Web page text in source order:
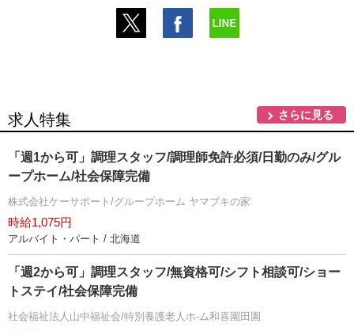
求人特集 さらに見る
「週1から可」調理スタッフ/調理師免許必須/日勤のみ/グル
ープホーム/社会保障完備
株式会社ケーサポート/グループホーム ヤマブキの家
時給1,075円
アルバイト・パート / 北海道
「週2から可」調理スタッフ/無資格可/シフト相談可/ショー
トステイ/社会保障完備
社会福祉法人山中福祉会/特別養護老人ホ-ム和喜園田園